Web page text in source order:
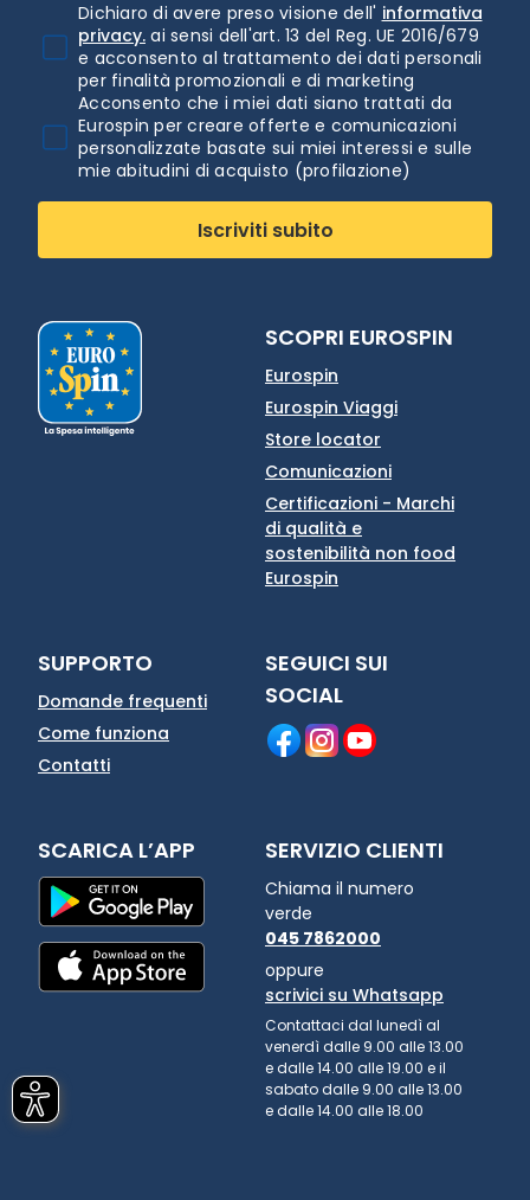
Dichiaro di avere preso visione dell' informativa
privacy. ai sensi dell'art. 13 del Reg. UE 2016/679
e acconsento al trattamento dei dati personali
per finalità promozionali e di marketing
Acconsento che i miei dati siano trattati da
Eurospin per creare offerte e comunicazioni
personalizzate basate sui miei interessi e sulle
mie abitudini di acquisto (profilazione)
Iscriviti subito
SCOPRI EUROSPIN
Eurospin
Eurospin Viaggi
Store locator
Comunicazioni
Certificazioni - Marchi
di qualità e
sostenibilità non food
Eurospin
SUPPORTO
Domande frequenti
Come funziona
Contatti
SEGUICI SUI
SOCIAL
SCARICA L’APP SERVIZIO CLIENTI
Chiama il numero
verde
045 7862000
oppure
scrivici su Whatsapp
Contattaci dal lunedì al
venerdì dalle 9.00 alle 13.00
e dalle 14.00 alle 19.00 e il
sabato dalle 9.00 alle 13.00
e dalle 14.00 alle 18.00